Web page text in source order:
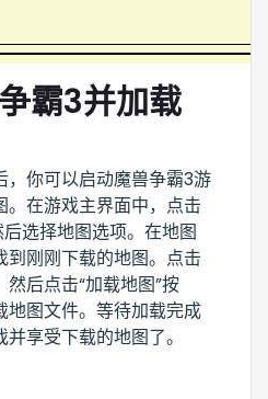
霸3并加载
，你可以启动魔兽争霸3游
在游戏主界面中，点击
选择地图选项。在地图
到刚刚下载的地图。点击
后点击“加载地图”按
地图文件。等待加载完成
享受下载的地图了。